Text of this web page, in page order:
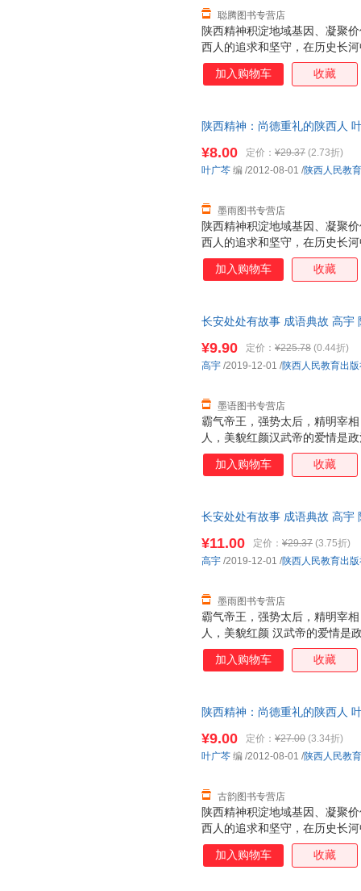
陕西精神积淀地域基因、凝聚
西人的追求和坚守，在历史长
强音、前行。
聪腾图书专营店
加入购物车 收藏
陕西精神：尚德重礼的陕西人
陕西精神积淀地域基因、凝聚
西人的追求和坚守，在历史长
强音、前行。
¥8.00 定价： ¥29.37 (2.73折)
墨雨图书专营店
叶广芩 编 /2012-08-01 /陕西人民教
加入购物车 收藏
长安处处有故事 成语典故 高宇
霸气帝王，强势太后，精明宰
人，美貌红颜汉武帝的爱情是
的婚姻生活吗？他们就是“覆水
王昭君远嫁匈奴之后命运如何
会被车裂？可谓“作法自毙”汉
还能出个成语？“泾渭分明”为
酷吏的一生——“一意孤行”。西
¥9.90 定价： ¥225.78 (0.44折)
墨语图书专营店
高宇 /2019-12-01 /陕西人民教育出
加入购物车 收藏
长安处处有故事 成语典故 高宇
霸气帝王，强势太后，精明宰
人，美貌红颜 汉武帝的爱情是
的婚姻生活吗？他们就是“覆水
王昭君远嫁匈奴之后命运如何
会被车裂？可谓“作法自毙” 汉
河为何还能出个成语？“泾渭分
帝时期酷吏的一生——“一意孤
¥11.00 定价： ¥29.37 (3.75折)
墨雨图书专营店
高宇 /2019-12-01 /陕西人民教育出
加入购物车 收藏
陕西精神：尚德重礼的陕西人
陕西精神积淀地域基因、凝聚
西人的追求和坚守，在历史长
强音、前行。
¥9.00 定价： ¥27.00 (3.34折)
古韵图书专营店
叶广芩 编 /2012-08-01 /陕西人民教
加入购物车 收藏